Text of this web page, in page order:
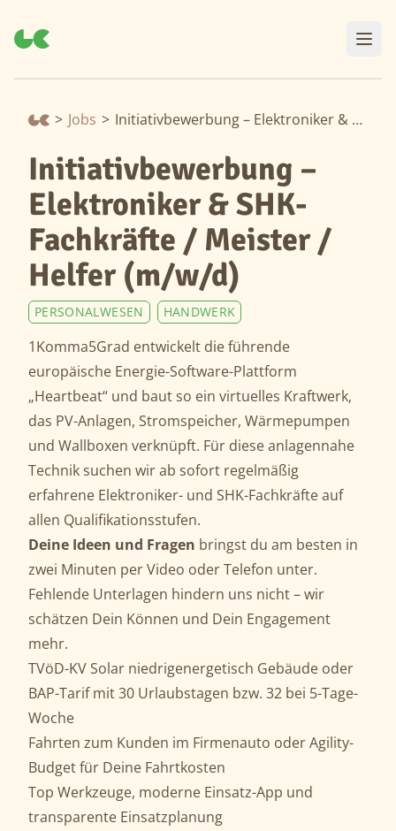
> Jobs > Initiativbewerbung – Elektroniker & SHK-Fachkräfte / Meister / Helfer (m/w/d)
Initiativbewerbung –
Elektroniker & SHK-
Fachkräfte / Meister /
Helfer (m/w/d)
PERSONALWESEN HANDWERK
1Komma5Grad entwickelt die führende
europäische Energie-Software-Plattform
„Heartbeat“ und baut so ein virtuelles Kraftwerk,
das PV-Anlagen, Stromspeicher, Wärmepumpen
und Wallboxen verknüpft. Für diese anlagennahe
Technik suchen wir ab sofort regelmäßig
erfahrene Elektroniker- und SHK-Fachkräfte auf
allen Qualifikationsstufen.
Deine Ideen und Fragen bringst du am besten in
zwei Minuten per Video oder Telefon unter.
Fehlende Unterlagen hindern uns nicht – wir
schätzen Dein Können und Dein Engagement
mehr.
TVöD-KV Solar niedrigenergetisch Gebäude oder
BAP-Tarif mit 30 Urlaubstagen bzw. 32 bei 5-Tage-
Woche
Fahrten zum Kunden im Firmenauto oder Agility-
Budget für Deine Fahrtkosten
Top Werkzeuge, moderne Einsatz-App und
transparente Einsatzplanung